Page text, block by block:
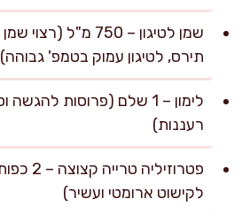
שמן לטיגון – 750 מ"ל
תירס, לטיגון עמוק בטמפ' גבוהה)
לימון – 1 שלם (פרוסות
רעננות)
לקישוט ארומטי ועשיר)